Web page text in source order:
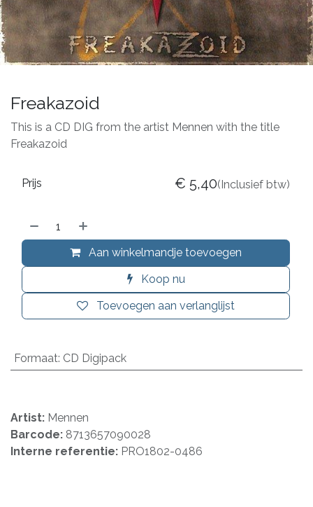
Freakazoid
This is a CD DIG from the artist Mennen with the title
Freakazoid
Aan winkelmandje toevoegen
Koop nu
Toevoegen aan verlanglijst
Prijs € 5,40(Inclusief btw)
Formaat: CD Digipack
Artist: Mennen
Barcode: 8713657090028
Interne referentie: PRO1802-0486